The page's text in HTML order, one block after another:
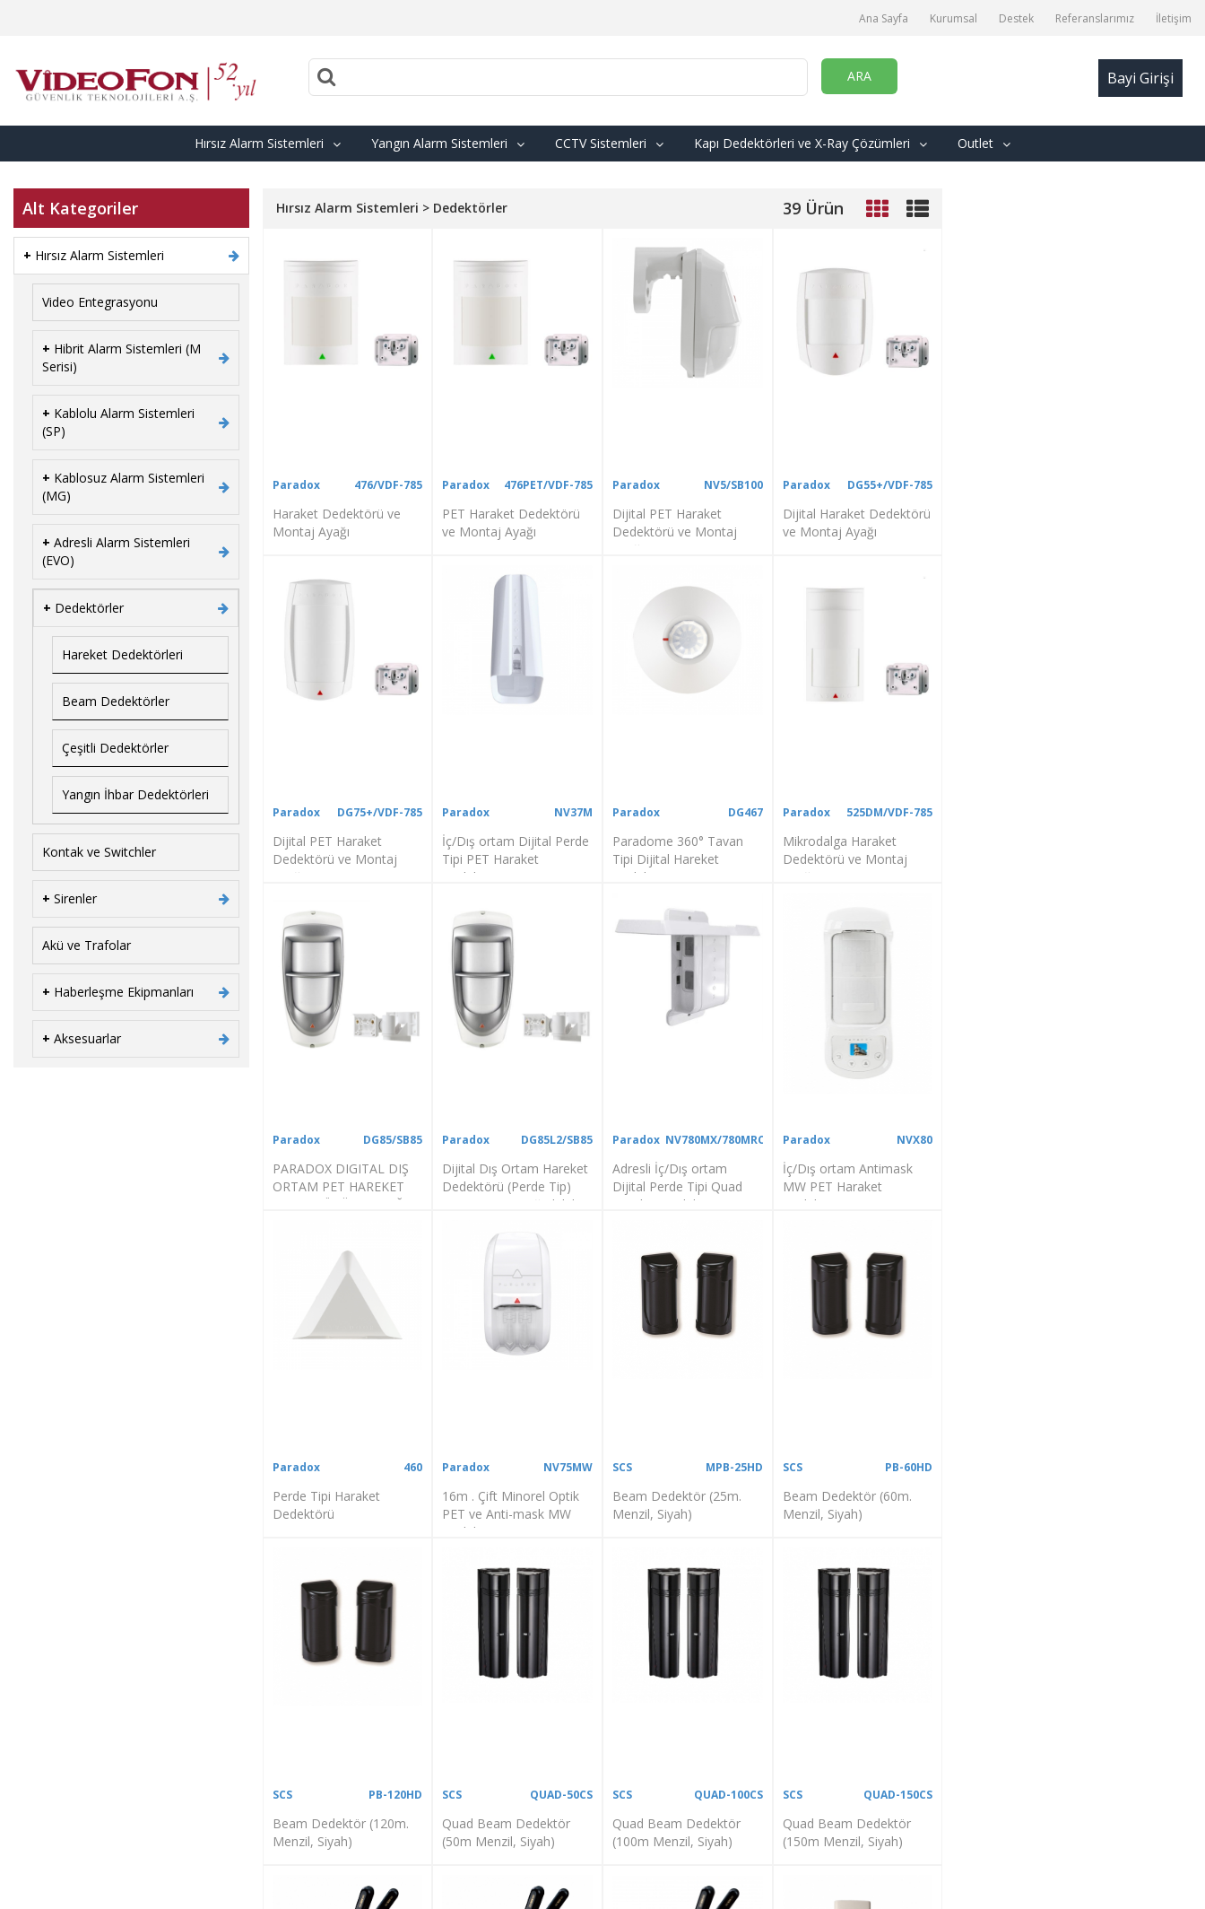
Ana Sayfa Kurumsal Destek Referanslarımız İletişim
ARA Bayi Girişi
Hırsız Alarm Sistemleri Yangın Alarm Sistemleri CCTV Sistemleri Kapı Dedektörleri ve X-Ray Çözümleri Outlet
Alt Kategoriler
+ Hırsız Alarm Sistemleri
Video Entegrasyonu
+ Hibrit Alarm Sistemleri (M
Serisi)
+ Kablolu Alarm Sistemleri
(SP)
+ Kablosuz Alarm Sistemleri
(MG)
+ Adresli Alarm Sistemleri
(EVO)
+ Dedektörler
Hareket Dedektörleri
Beam Dedektörler
Çeşitli Dedektörler
Yangın İhbar Dedektörleri
Kontak ve Switchler
+ Sirenler
Akü ve Trafolar
+ Haberleşme Ekipmanları
+ Aksesuarlar
Hırsız Alarm Sistemleri > Dedektörler 39 Ürün
476/VDF-785
Paradox
Haraket Dedektörü ve
Montaj Ayağı
476PET/VDF-785
Paradox
PET Haraket Dedektörü
ve Montaj Ayağı
NV5/SB100
Paradox
Dijital PET Haraket
Dedektörü ve Montaj
Ayağı
DG55+/VDF-785
Paradox
Dijital Haraket Dedektörü
ve Montaj Ayağı
DG75+/VDF-785
Paradox
Dijital PET Haraket
Dedektörü ve Montaj
Ayağı
NV37M
Paradox
İç/Dış ortam Dijital Perde
Tipi PET Haraket
Dedektörü
DG467
Paradox
Paradome 360° Tavan
Tipi Dijital Hareket
Dedektörü
525DM/VDF-785
Paradox
Mikrodalga Haraket
Dedektörü ve Montaj
Ayağı
DG85/SB85
Paradox
PARADOX DIGITAL DIŞ
ORTAM PET HAREKET
DEDEKTÖRÜ VE AYAĞI
DG85L2/SB85
Paradox
Dijital Dış Ortam Hareket
Dedektörü (Perde Tip)
SB85 mntaj ayağı dahil
NV780MX/780MRC
Paradox
Adresli İç/Dış ortam
Dijital Perde Tipi Quad
Haraket Dedektörü ve
NVX80
Paradox
İç/Dış ortam Antimask
MW PET Haraket
Dedektörü
460
Paradox
Perde Tipi Haraket
Dedektörü
NV75MW
Paradox
16m . Çift Minorel Optik
PET ve Anti-mask MW
Dedektör
MPB-25HD
SCS
Beam Dedektör (25m.
Menzil, Siyah)
PB-60HD
SCS
Beam Dedektör (60m.
Menzil, Siyah)
PB-120HD
SCS
Beam Dedektör (120m.
Menzil, Siyah)
QUAD-50CS
SCS
Quad Beam Dedektör
(50m Menzil, Siyah)
QUAD-100CS
SCS
Quad Beam Dedektör
(100m Menzil, Siyah)
QUAD-150CS
SCS
Quad Beam Dedektör
(150m Menzil, Siyah)